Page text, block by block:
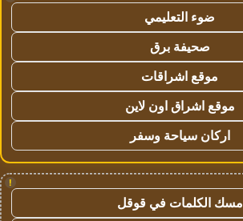
ضوء التعليمي
صحيفة برق
موقع اشراقات
موقع اشراق اون لاين
اركان سياحة وسفر
!
مسك الكلمات في قوقل